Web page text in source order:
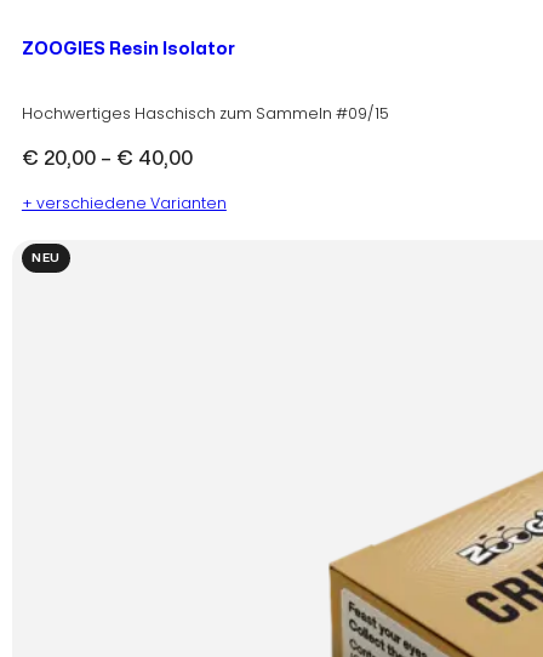
ZOOGIES Resin Isolator
Hochwertiges Haschisch zum Sammeln #09/15
€ 20,00 – € 40,00Preisspanne:
bis
+ verschiedene Varianten
NEU